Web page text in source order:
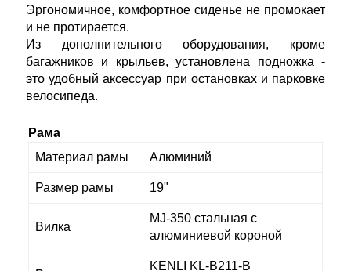
Эргономичное, комфортное сиденье не промокает
и не протирается.
Из дополнительного оборудования, кроме
багажников и крыльев, установлена подножка -
это удобный аксессуар при остановках и парковке
велосипеда.
Рама
Материал рамы
Алюминий
Размер рамы 19"
Вилка
MJ-350 стальная с
алюминиевой короной
KENLI KL-B211-B